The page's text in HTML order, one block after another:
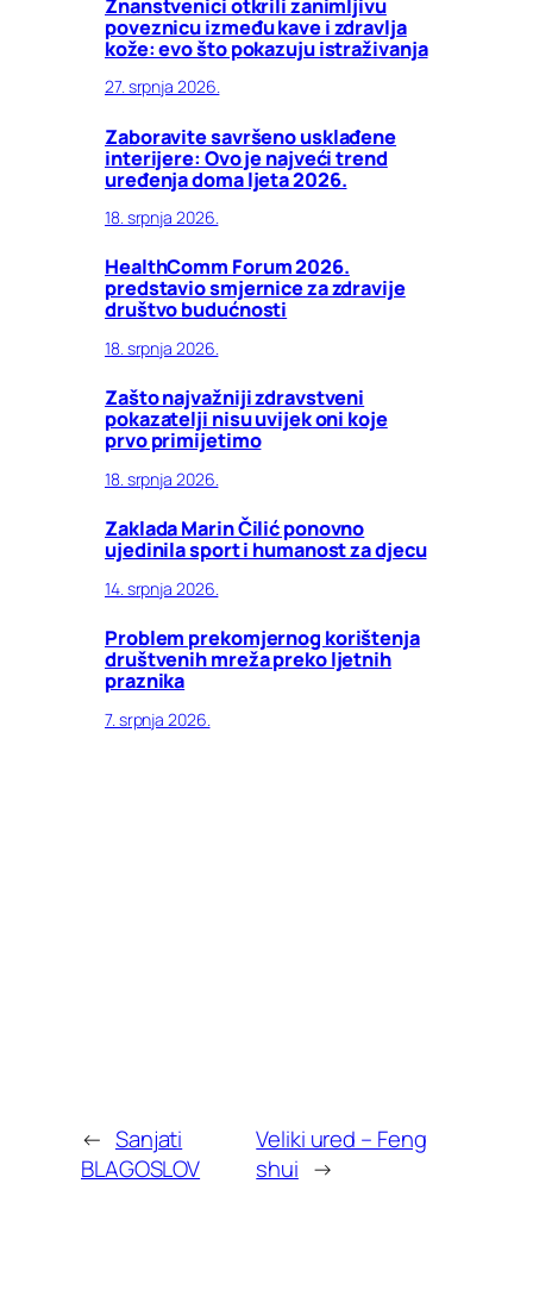
Znanstvenici otkrili zanimljivu
poveznicu između kave i zdravlja
kože: evo što pokazuju istraživanja
27. srpnja 2026.
Zaboravite savršeno usklađene
interijere: Ovo je najveći trend
uređenja doma ljeta 2026.
18. srpnja 2026.
HealthComm Forum 2026.
predstavio smjernice za zdravije
društvo budućnosti
18. srpnja 2026.
Zašto najvažniji zdravstveni
pokazatelji nisu uvijek oni koje
prvo primijetimo
18. srpnja 2026.
Zaklada Marin Čilić ponovno
ujedinila sport i humanost za djecu
14. srpnja 2026.
Problem prekomjernog korištenja
društvenih mreža preko ljetnih
praznika
7. srpnja 2026.
← Sanjati
BLAGOSLOV
Veliki ured – Feng
shui →